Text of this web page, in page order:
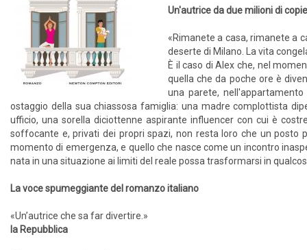
Un'autrice da due milioni di copie
«Rimanete a casa, rimanete a
deserte di Milano. La vita
È il caso di Alex che, nel
quella che da poche ore è
una parete,
ostaggio della sua chiassosa famiglia: una madre complottista
ufficio, una sorella diciottenne aspirante influencer con cui è
soffocante e, privati dei propri spazi, non resta loro che un posto
momento di emergenza, e quello che nasce come un incontro
nata in una situazione ai limiti del reale possa trasformarsi in
La voce spumeggiante del romanzo italiano
«Un’autrice che sa far divertire.»
la Repubblica